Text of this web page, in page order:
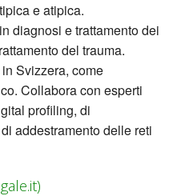
e atipica.
diagnosi e trattamento dei
del trauma.
Svizzera, come
Collabora con esperti
profiling, di
addestramento delle reti